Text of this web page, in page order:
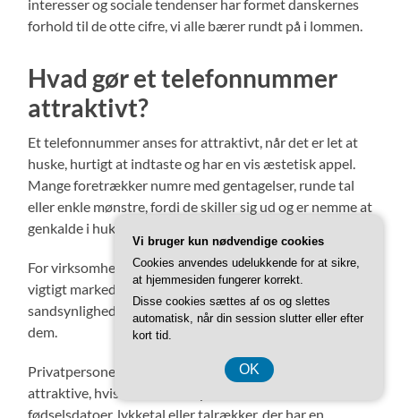
interesser og sociale tendenser har formet danskernes
forhold til de otte cifre, vi alle bærer rundt på i lommen.
Hvad gør et telefonnummer
attraktivt?
Et telefonnummer anses for attraktivt, når det er let at
huske, hurtigt at indtaste og har en vis æstetisk appel.
Mange foretrækker numre med gentagelser, runde tal
eller enkle mønstre, fordi de skiller sig ud og er nemme at
genkalde i hukommelsen.
For virksomheder kan et iøjnefaldende nummer være et
vigtigt markedsføringsværktøj, da det øger
sandsynligheden for, at kunder husker og ringer til netop
dem.
Privatpersoner kan også finde bestemte numre
attraktive, hvis de for eksempel indeholder
fødselsdatoer, lykketal eller talrækker, der har en
Vi bruger kun nødvendige cookies
Cookies anvendes udelukkende for at sikre,
at hjemmesiden fungerer korrekt.
Disse cookies sættes af os og slettes
automatisk, når din session slutter eller efter
kort tid.
OK